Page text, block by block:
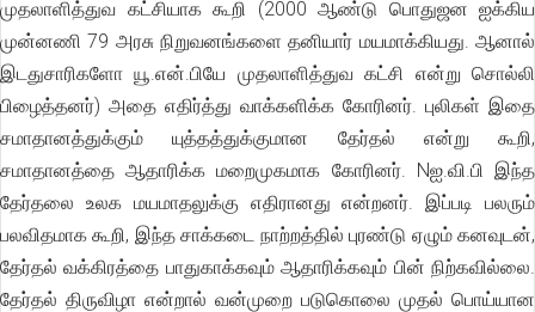
முதலாளித்துவ கட்சியாக கூறி (2000 ஆண்டு பொதுஜன ஐக்கிய
முன்னணி 79 அரசு நிறுவனங்களை தனியார் மயமாக்கியது. ஆனால்
இடதுசாரிகளோ யூ.என்.பியே முதலாளித்துவ கட்சி என்று சொல்லி
பிழைத்தனர்) அதை எதிர்த்து வாக்களிக்க கோரினர். புலிகள் இதை
சமாதானத்துக்கும் யுத்தத்துக்குமான தேர்தல் என்று கூறி,
சமாதானத்தை ஆதாரிக்க மறைமுகமாக கோரினர். Nஐ.வி.பி இந்த
தேர்தலை உலக மயமாதலுக்கு எதிரானது என்றனர். இப்படி பலரும்
பலவிதமாக கூறி, இந்த சாக்கடை நாற்றத்தில் புரண்டு ஏழும் கனவுடன்,
தேர்தல் வக்கிரத்தை பாதுகாக்கவும் ஆதாரிக்கவும் பின் நிற்கவில்லை.
தேர்தல் திருவிழா என்றால் வன்முறை படுகொலை முதல் பொய்யான